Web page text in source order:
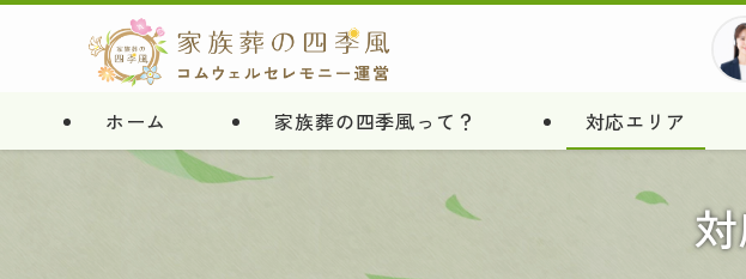
ホーム 家族葬の四季風って？ 対応エリア